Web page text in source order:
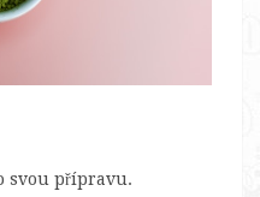
svou přípravu.